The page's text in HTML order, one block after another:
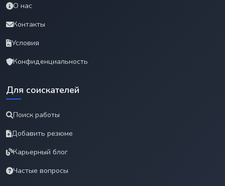
О нас
Контакты
Условия
Конфиденциальность
Для соискателей
Поиск работы
Добавить резюме
Карьерный блог
Частые вопросы